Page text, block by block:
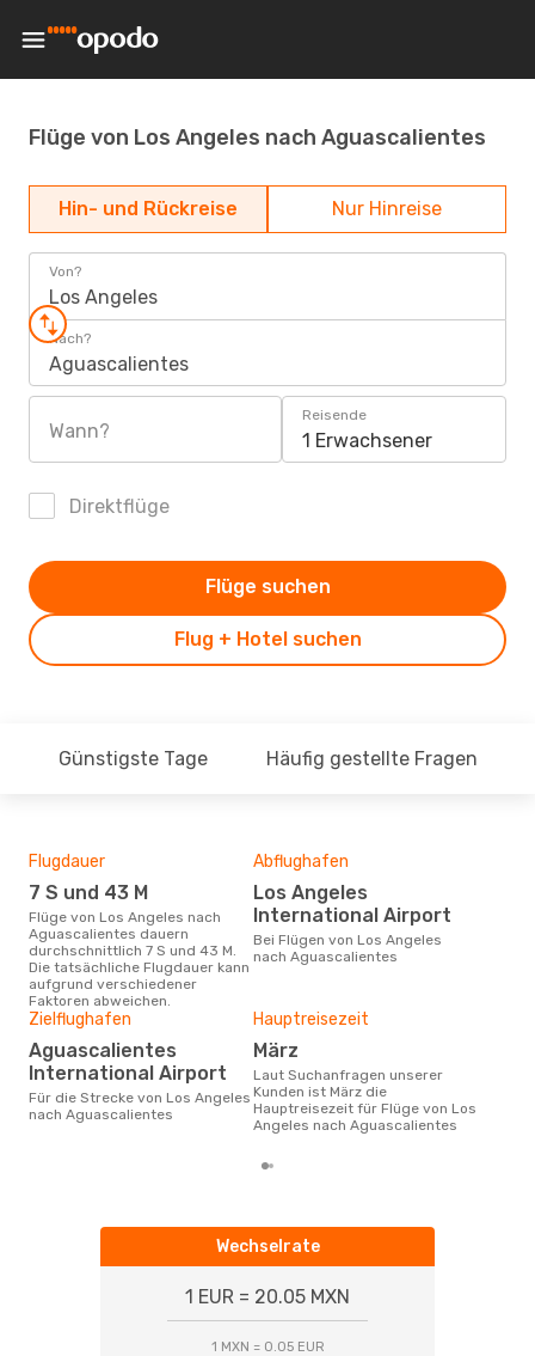
Flüge von Los Angeles nach Aguascalientes
Hin- und Rückreise Nur Hinreise
Von?
Los Angeles
Nach?
Aguascalientes
Wann?
Reisende
1 Erwachsener
Direktflüge
Flug + Hotel suchen
Flüge suchen
Günstigste Tage Häufig gestellte Fragen
Flugdauer
7 S und 43 M
Flüge von Los Angeles nach
Aguascalientes dauern
durchschnittlich 7 S und 43 M.
Die tatsächliche Flugdauer kann
aufgrund verschiedener
Faktoren abweichen.
Abflughafen
Los Angeles
International Airport
Bei Flügen von Los Angeles
nach Aguascalientes
Zielflughafen
Aguascalientes
International Airport
Für die Strecke von Los Angeles
nach Aguascalientes
Hauptreisezeit
März
Laut Suchanfragen unserer
Kunden ist März die
Hauptreisezeit für Flüge von Los
Angeles nach Aguascalientes
Wechselrate
1 EUR = 20.05 MXN
1 MXN = 0.05 EUR